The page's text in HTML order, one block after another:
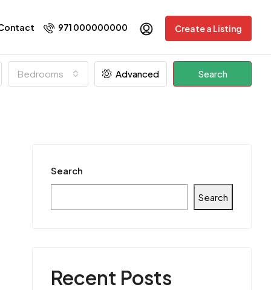
971 000000000 Create a Listing
Bedrooms Advanced Search
Search
Search
Recent Posts